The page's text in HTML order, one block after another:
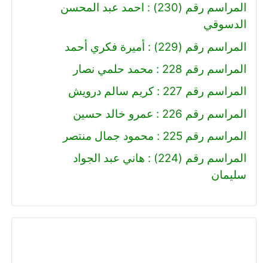
المراسم رقم (230) : احمد عبد المحسن
الدسوقي
المراسم رقم (229) : أميرة فكري أحمد
المراسم رقم 228 : محمد حلمي نصار
المراسم رقم 227 : كريم سالم درويش
المراسم رقم 226 : عمرو خالد حسين
المراسم رقم 225 : محمود جمال منتصر
المراسم رقم (224) : هاني عبد الجواد
سليمان